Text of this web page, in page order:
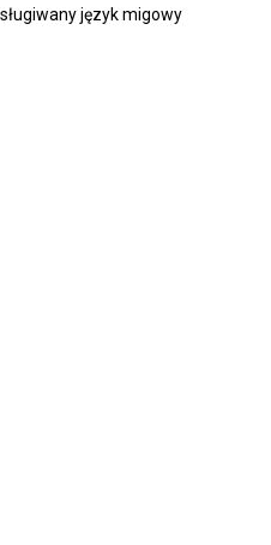
język migowy